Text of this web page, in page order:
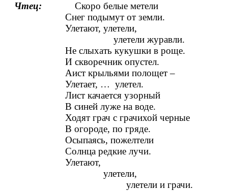
Чтец: Скоро белые метели
Снег подымут от земли.
Улетают, улетели,
улетели журавли.
Не слыхать кукушки в роще.
И скворечник опустел.
Аист крыльями полощет –
Улетает, … улетел.
Лист качается узорный
В синей луже на воде.
Ходят грач с грачихой черные
В огороде, по гряде.
Осыпаясь, пожелтели
Солнца редкие лучи.
Улетают,
улетели,
улетели и грачи.